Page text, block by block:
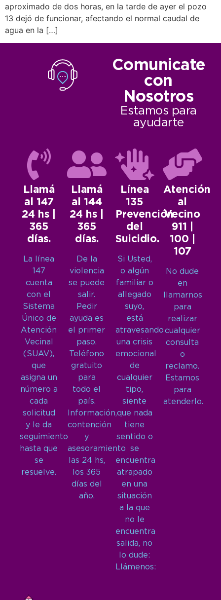
aproximado de dos horas, en la tarde de ayer el pozo
13 dejó de funcionar, afectando el normal caudal de
agua en la […]
Comunicate
con
Nosotros
Estamos para
ayudarte
Llamá
al 147
24 hs |
365
días.
La línea
147
cuenta
con el
Sistema
Único de
Atención
Vecinal
(SUAV),
que
asigna un
número a
cada
solicitud
y le da
seguimiento
hasta que
se
resuelve.
Llamá
al 144
24 hs |
365
días.
De la
violencia
se puede
salir.
Pedir
ayuda es
el primer
paso.
Teléfono
gratuito
para
todo el
país.
Información,
contención
y
asesoramiento
las 24 hs,
los 365
días del
año.
Línea
135
Prevención
del
Suicidio.
Si Usted,
o algún
familiar o
allegado
suyo,
está
atravesando
una crisis
emocional
de
cualquier
tipo,
siente
que nada
tiene
sentido o
se
encuentra
atrapado
en una
situación
a la que
no le
encuentra
salida, no
lo dude:
Llámenos:
Atención
al
Vecino
911 |
100 |
107
No dude
en
llamarnos
para
realizar
cualquier
consulta
o
reclamo.
Estamos
para
atenderlo.